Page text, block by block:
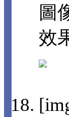
圖
效